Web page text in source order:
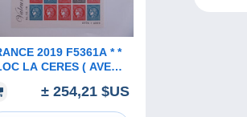
2019 F5361A * *
( AVEC
) TIRAGE 6000± 254,21 $US